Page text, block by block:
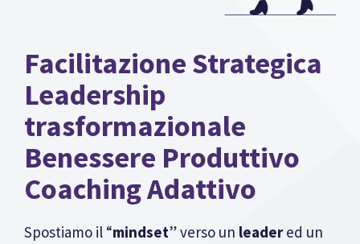
Facilitazione Strategica
Leadership
trasformazionale
Benessere Produttivo
Coaching Adattivo
Spostiamo il “mindset” verso un leadered un